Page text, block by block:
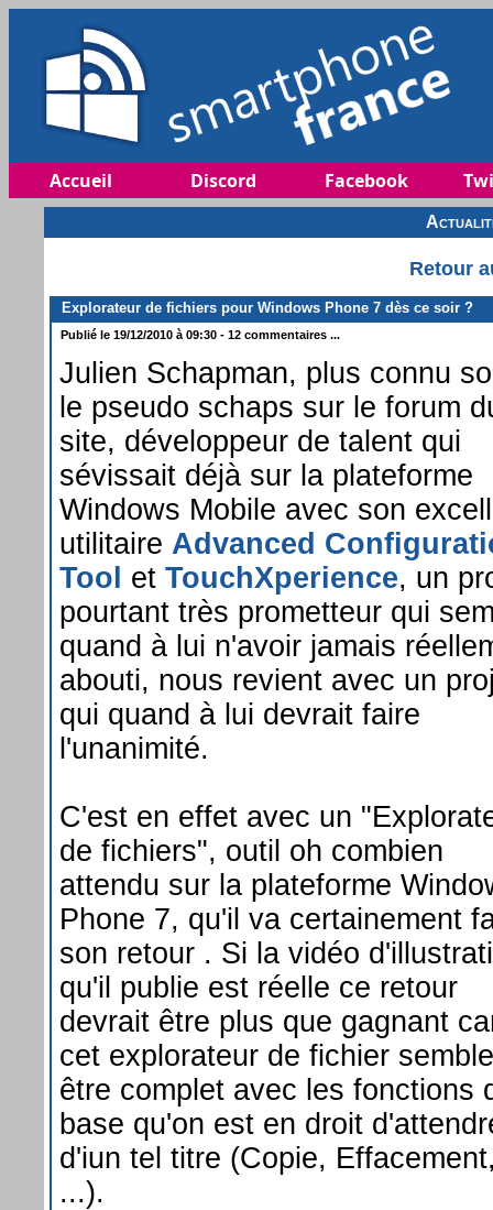
Accueil Discord Facebook
Retour
Explorateur de fichiers pour Windows Phone 7 dès ce soir ?
Publié le 19/12/2010 à 09:30 - 12 commentaires ...
Julien Schapman, plus connu
le pseudo schaps sur le forum
site, développeur de talent qui
sévissait déjà sur la plateforme
Windows Mobile avec son
utilitaire Advanced
Tool et TouchXperience, un
pourtant très prometteur qui
quand à lui n'avoir jamais
abouti, nous revient avec un
qui quand à lui devrait faire
l'unanimité.
C'est en effet avec un
de fichiers", outil oh combien
attendu sur la plateforme
Phone 7, qu'il va certainement
son retour . Si la vidéo
qu'il publie est réelle ce retour
devrait être plus que gagnant
cet explorateur de fichier semble
être complet avec les fonctions
base qu'on est en droit
d'iun tel titre (Copie,
...).